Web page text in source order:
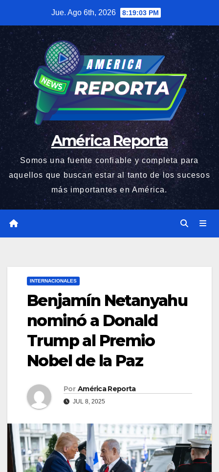
contenido
Jue. Ago 6th, 2026 8:19:04 PM
América Reporta
Somos una fuente confiable y completa para
aquellos que buscan estar al tanto de los sucesos
más importantes en América.
INTERNACIONALES
Benjamín Netanyahu
nominó a Donald
Trump al Premio
Nobel de la Paz
Por América Reporta
JUL 8, 2025